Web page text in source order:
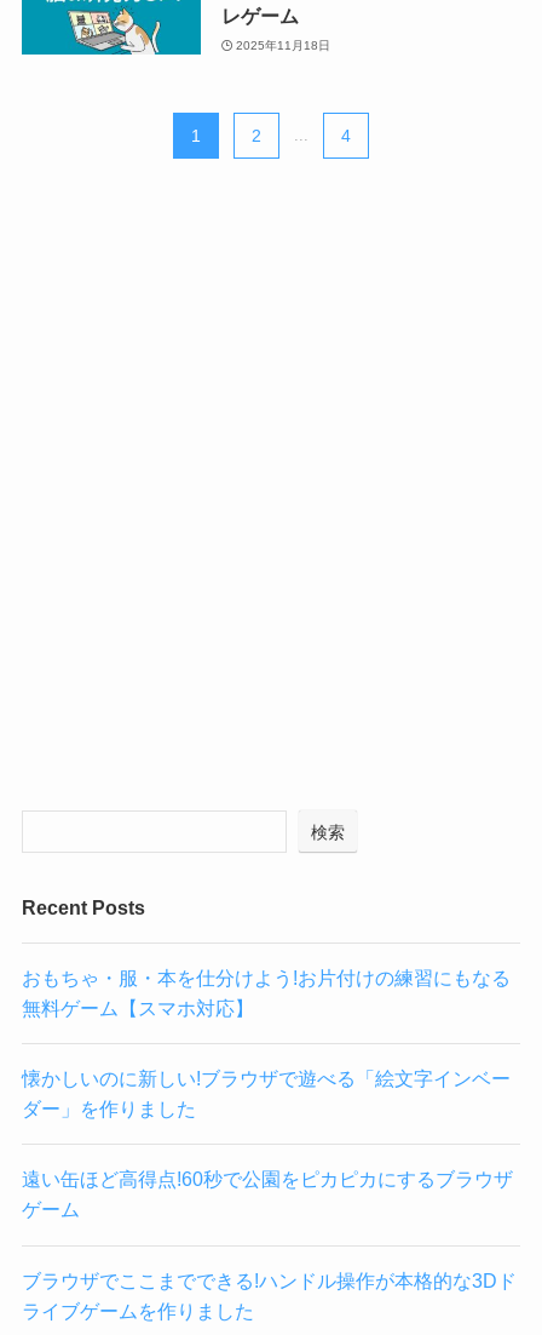
レゲーム
2025年11月18日
1 2 4
検索
Recent Posts
おもちゃ・服・本を仕分けよう!お片付けの練習にもなる
無料ゲーム【スマホ対応】
懐かしいのに新しい!ブラウザで遊べる「絵文字インベー
ダー」を作りました
遠い缶ほど高得点!60秒で公園をピカピカにするブラウザ
ゲーム
ブラウザでここまでできる!ハンドル操作が本格的な3Dド
ライブゲームを作りました